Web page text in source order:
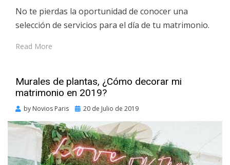
No te pierdas la oportunidad de conocer una
selección de servicios para el día de tu matrimonio.
Read More
Murales de plantas, ¿Cómo decorar mi
matrimonio en 2019?
by Novios Paris
Posted
20 de Julio de 2019